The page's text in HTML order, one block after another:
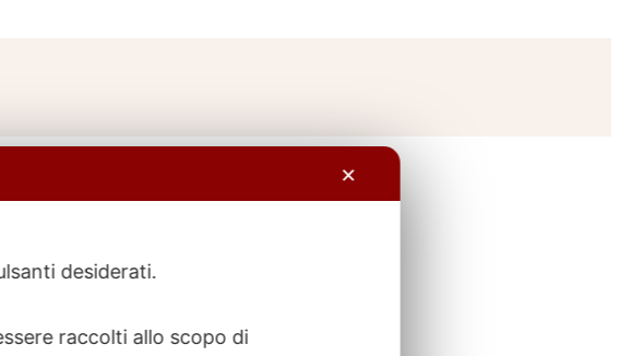
✕
desiderati.
raccolti allo scopo di